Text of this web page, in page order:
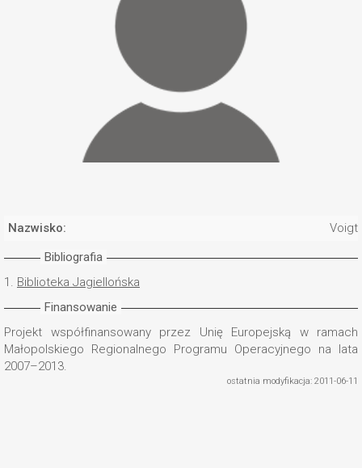
Nazwisko:
Bibliografia
1. Biblioteka Jagiellońska
Finansowanie
Projekt współfinansowany przez Unię Europejską w ramach
Małopolskiego Regionalnego Programu Operacyjnego na lata
2007–2013.
ostatnia modyfikacja: 2011-06-11